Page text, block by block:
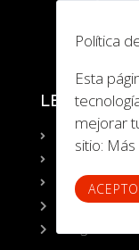
LEGAL
Aviso Legal
Política de
Sobre
Política
Esta
mejorar
sitio:
ACEPTO